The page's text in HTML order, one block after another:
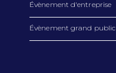
Évènement d'entreprise
Évènement grand public